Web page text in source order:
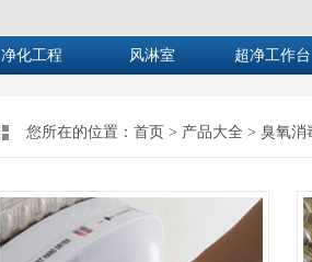
净化工程 风淋室 超净工作台
您所在的位置： 首页 > 产品大全 > 臭氧消